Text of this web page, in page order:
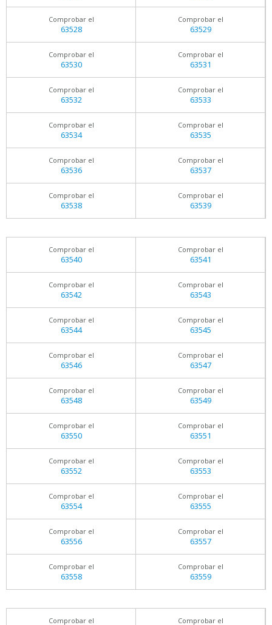
Comprobar el
63528
Comprobar el
63529
Comprobar el
63530
Comprobar el
63531
Comprobar el
63532
Comprobar el
63533
Comprobar el
63534
Comprobar el
63535
Comprobar el
63536
Comprobar el
63537
Comprobar el
63538
Comprobar el
63539
Comprobar el
63540
Comprobar el
63541
Comprobar el
63542
Comprobar el
63543
Comprobar el
63544
Comprobar el
63545
Comprobar el
63546
Comprobar el
63547
Comprobar el
63548
Comprobar el
63549
Comprobar el
63550
Comprobar el
63551
Comprobar el
63552
Comprobar el
63553
Comprobar el
63554
Comprobar el
63555
Comprobar el
63556
Comprobar el
63557
Comprobar el
63558
Comprobar el
63559
Comprobar el Comprobar el